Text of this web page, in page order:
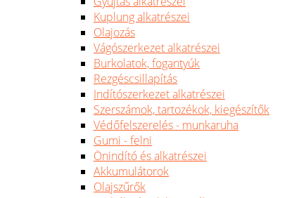
Kuplung alkatrészei
Olajozás
Vágószerkezet alkatrészei
Burkolatok, fogantyúk
Rezgéscsillapítás
Indítószerkezet alkatrészei
Szerszámok, tartozékok, kiegészítők
Védőfelszerelés - munkaruha
Gumi - felni
Önindító és alkatrészei
Akkumulátorok
Olajszűrők